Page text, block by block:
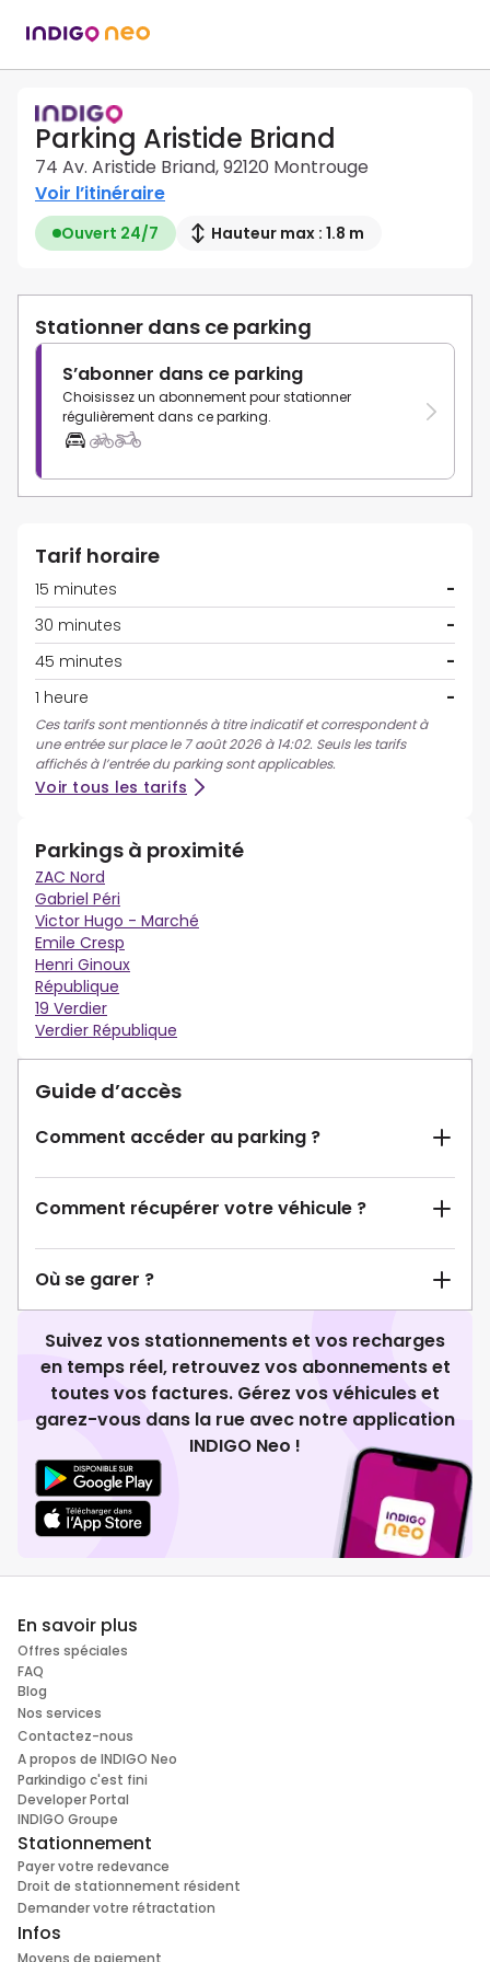
Parking Aristide Briand
74 Av. Aristide Briand, 92120 Montrouge
Voir l’itinéraire
Ouvert 24/7 Hauteur max : 1.8 m
Stationner dans ce parking
S’abonner dans ce parking
Choisissez un abonnement pour stationner
régulièrement dans ce parking.
Tarif horaire
15 minutes
-
30 minutes
-
45 minutes
-
1 heure
-
Ces tarifs sont mentionnés à titre indicatif et correspondent à
une entrée sur place le 7 août 2026 à 14:02. Seuls les tarifs
affichés à l’entrée du parking sont applicables.
Voir tous les tarifs
Parkings à proximité
ZAC Nord
Gabriel Péri
Victor Hugo - Marché
Emile Cresp
Henri Ginoux
République
19 Verdier
Verdier République
Guide d’accès
Comment accéder au parking ?
Comment récupérer votre véhicule ?
Où se garer ?
Suivez vos stationnements et vos recharges
en temps réel, retrouvez vos abonnements et
toutes vos factures. Gérez vos véhicules et
garez-vous dans la rue avec notre application
INDIGO Neo !
En savoir plus
Offres spéciales
FAQ
Blog
Nos services
Contactez-nous
A propos de INDIGO Neo
Parkindigo c'est fini
Developer Portal
INDIGO Groupe
Stationnement
Payer votre redevance
Droit de stationnement résident
Demander votre rétractation
Infos